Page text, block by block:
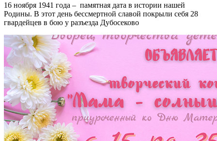
16 ноября 1941 года – памятная дата в истории нашей
Родины. В этот день бессмертной славой покрыли себя 28
гвардейцев в бою у разъезда Дубосеково